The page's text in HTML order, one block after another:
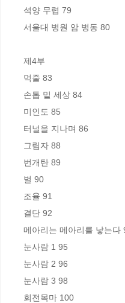
석양 무렵 79
서울대 병원 암 병동 80
제4부
먹줄 83
손톱 밑 세상 84
미인도 85
터널을 지나며 86
그림자 88
번개탄 89
벌 90
조율 91
결단 92
메아리는 메아리를 낳는다
눈사람 1 95
눈사람 2 96
눈사람 3 98
회전목마 100